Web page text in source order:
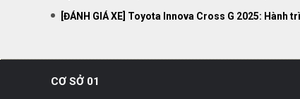
[ĐÁNH GIÁ XE] Toyota Innova Cross G 2025: Hành
CƠ SỞ 01